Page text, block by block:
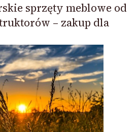
sprzęty meblowe od
– zakup dla